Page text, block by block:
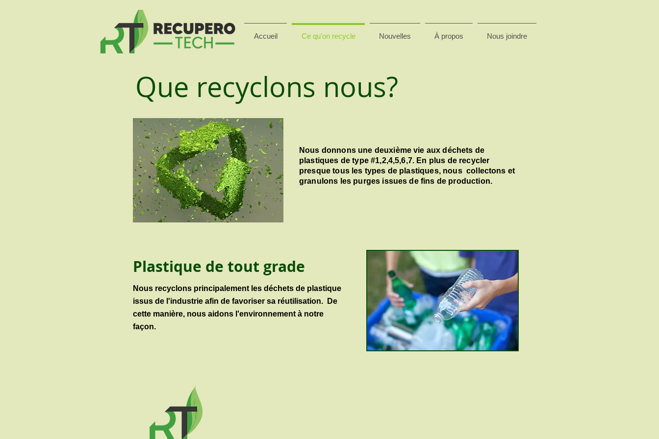
Accueil Ce qu'on recycle Nouvelles À propos Nous joindre
Que recyclons nous?
Nous donnons une deuxième vie aux déchets de
plastiques de type #1,2,4,5,6,7. En plus de recycler
presque tous les types de plastiques, nous collectons et
granulons les purges issues de fins de production.
Plastique de tout grade
Nous recyclons principalement les déchets de plastique
issus de l'industrie afin de favoriser sa réutilisation. De
cette manière, nous aidons l'environnement à notre
façon.